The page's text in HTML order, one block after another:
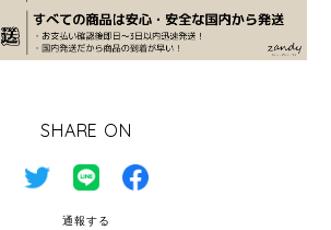
SHARE ON
通報する